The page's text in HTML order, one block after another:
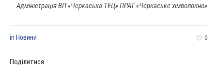
Адміністрація ВП «Черкаська ТЕЦ» ПРАТ «Черкаське хімволокно»
0
in Новини
Поділитися